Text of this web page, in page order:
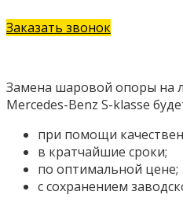
Заказать звонок
Замена шаровой опоры на
Mercedes-Benz S-klasse
при помощи
в кратчайшие сроки;
по оптимальной цене;
с сохранением